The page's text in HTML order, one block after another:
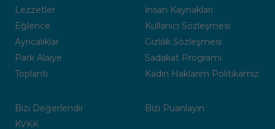
Lezzetler
Eğlence
Ayrıcalıklar
Park Alaiye
Toplantı
İnsan Kaynakları
Kullanıcı Sözleşmesi
Gizlilik Sözleşmesi
Sadakat Programı
Kadın Haklarım Politikamız
Bizi Değerlendir
KVKK
Bizi Puanlayın